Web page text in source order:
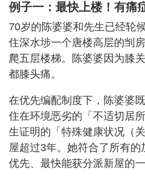
例子一：最快上楼！有痛
70岁的陈婆婆和先生已经轮
住深水埗一个唐楼高层的㓥
爬五层楼梯。陈婆婆因为膝
都膝头痛。
在优先编配制度下，陈婆婆
住在环境恶劣的「不适切居
生证明的「特殊健康状况（
屋超过3年。她符合了所有
优先、最快能获分派新屋的一